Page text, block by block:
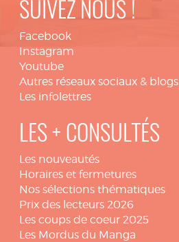
SUIVEZ NOUS !
Facebook
Instagram
Youtube
Autres réseaux sociaux & blogs
Les infolettres
LES + CONSULTÉS
Les nouveautés
Horaires et fermetures
Nos sélections thématiques
Prix des lecteurs 2026
Les coups de coeur 2025
Les Mordus du Manga